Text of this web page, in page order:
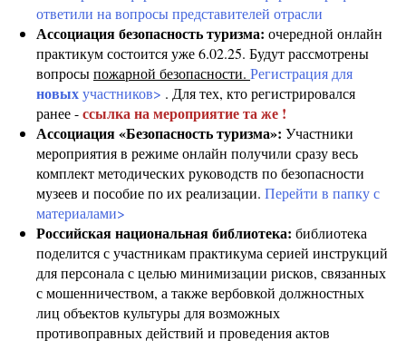
ответили на вопросы представителей отрасли
Ассоциация безопасность туризма: очередной онлайн
практикум состоится уже 6.02.25. Будут рассмотрены
вопросыпожарной безопасности. Регистрация для
новыхучастников> . Для тех, кто регистрировался
ранее -ссылка на мероприятие та же !
Ассоциация «Безопасность туризма»: Участники
мероприятия в режиме онлайн получили сразу весь
комплект методических руководств по безопасности
музеев и пособие по их реализации. Перейти в папку с
материалами>
Российская национальная библиотека: библиотека
поделится с участникам практикума серией инструкций
для персонала с целью минимизации рисков, связанных
с мошенничеством, а также вербовкой должностных
лиц объектов культуры для возможных
противоправных действий и проведения актов